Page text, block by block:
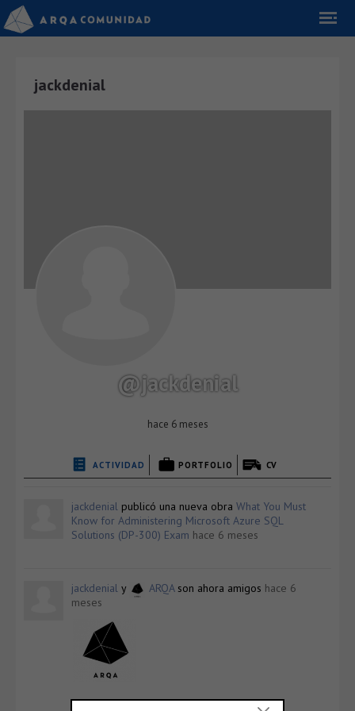
jackdenial
@jackdenial
hace 6 meses
ACTIVIDAD PORTFOLIO CV
jackdenial publicó una nueva obra What You Must
Know for Administering Microsoft Azure SQL
Solutions (DP-300) Exam hace 6 meses
jackdenial y ARQAson ahora amigos hace 6
meses
ARQA